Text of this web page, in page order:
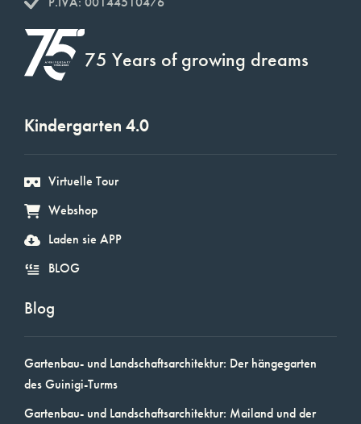
75 Years of growing dreams
Kindergarten 4.0
Virtuelle Tour
Webshop
Laden sie APP
BLOG
Blog
Gartenbau- und Landschaftsarchitektur: Der hängegarten
des Guinigi-Turms
Gartenbau- und Landschaftsarchitektur: Mailand und der